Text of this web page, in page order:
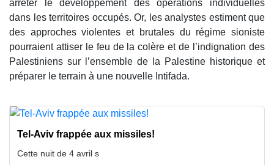
arrêter le développement des opérations individuelles
dans les territoires occupés. Or, les analystes estiment que
des approches violentes et brutales du régime sioniste
pourraient attiser le feu de la colère et de l’indignation des
Palestiniens sur l’ensemble de la Palestine historique et
préparer le terrain à une nouvelle Intifada.
Tel-Aviv frappée aux missiles!
Cette nuit de 4 avril s